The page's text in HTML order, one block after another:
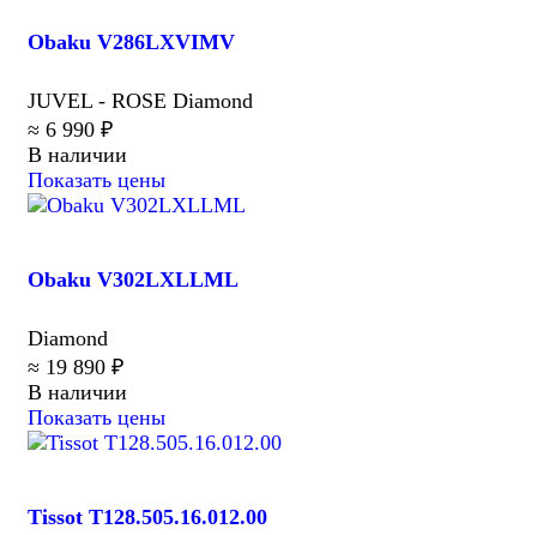
Obaku V286LXVIMV
JUVEL - ROSE Diamond
≈ 6 990 ₽
В наличии
Показать цены
Obaku V302LXLLML
Diamond
≈ 19 890 ₽
В наличии
Показать цены
Tissot T128.505.16.012.00